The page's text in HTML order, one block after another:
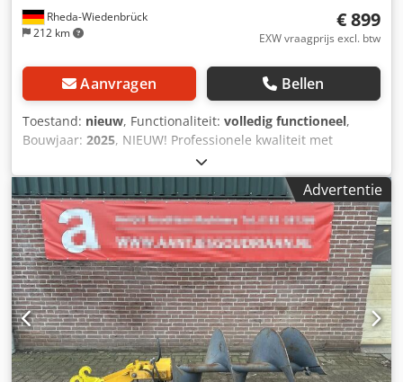
Rheda-Wiedenbrück
212 km
€ 899
EXW vraagprijs excl. btw
Aanvragen Bellen
Toestand: nieuw, Functionaliteit: volledig functioneel,
Bouwjaar: 2025, NIEUW! Professionele kwaliteit met
versterkte vierkante opname Hydraulische grondboorset
Ø150/200/300 mm ❗ SLECHTS €899 ❗ Uitverkoop magazijn –
Direct leverbaar! ⭐ NIEUWE WARE – ongebruikt – direct
inzetbaar! ⭐ Compleet set incl. 3 grondboren + motor +
verlenging ⭐ OPEN-S opname – flexibel & universeel
aanpasbaar ⭐ Sterk onder marktprijs! Chsdpsylk Nrjfx
Agyja ❗ Versterkte uitvoering: Alle boren zijn voorzien van
een sterke vierkante opname (vierkant aansluiting). Dit
zorgt voor maximale krachtoverbrenging, hoge stabiliteit
en aanzienlijk meer weerstand tegen verdraaiing en
belasting. ⭐ LEVERINGSOMVANG: ✔ 3 boordiameters (150 /
200 / 300 mm) ✔ Hydraulische motor ✔ Hydrauliekslangen
Advertentie